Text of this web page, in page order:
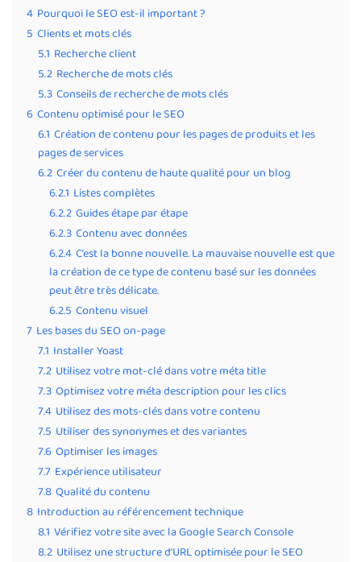
4 Pourquoi le SEO est-il important ?
5 Clients et mots clés
5.1 Recherche client
5.2 Recherche de mots clés
5.3 Conseils de recherche de mots clés
6 Contenu optimisé pour le SEO
6.1 Création de contenu pour les pages de produits et les
pages de services
6.2 Créer du contenu de haute qualité pour un blog
6.2.1 Listes complètes
6.2.2 Guides étape par étape
6.2.3 Contenu avec données
6.2.4 C’est la bonne nouvelle. La mauvaise nouvelle est que
la création de ce type de contenu basé sur les données
peut être très délicate.
6.2.5 Contenu visuel
7 Les bases du SEO on-page
7.1 Installer Yoast
7.2 Utilisez votre mot-clé dans votre méta title
7.3 Optimisez votre méta description pour les clics
7.4 Utilisez des mots-clés dans votre contenu
7.5 Utiliser des synonymes et des variantes
7.6 Optimiser les images
7.7 Expérience utilisateur
7.8 Qualité du contenu
8 Introduction au référencement technique
8.1 Vérifiez votre site avec la Google Search Console
8.2 Utilisez une structure d’URL optimisée pour le SEO